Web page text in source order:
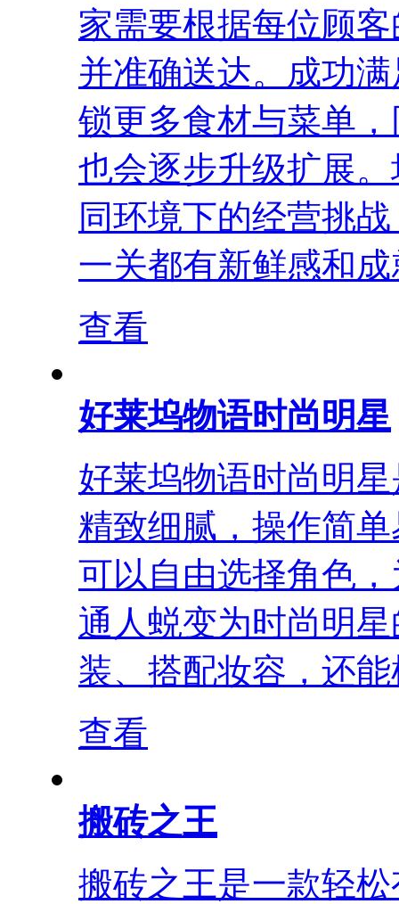
家需要根据每位顾
并准确送达。成功
锁更多食材与菜单
也会逐步升级扩展
同环境下的经营挑
一关都有新鲜感和
查看
好莱坞物语时尚明星
好莱坞物语时尚明
精致细腻，操作简
可以自由选择角色
通人蜕变为时尚明
装、搭配妆容，还
查看
搬砖之王
搬砖之王是一款轻